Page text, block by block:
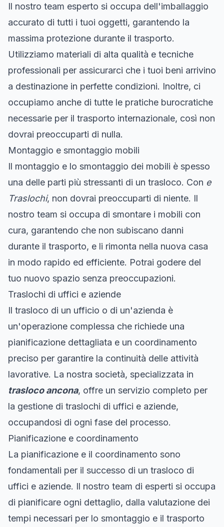
Il nostro team esperto si occupa dell'imballaggio
accurato di tutti i tuoi oggetti, garantendo la
massima protezione durante il trasporto.
Utilizziamo materiali di alta qualità e tecniche
professionali per assicurarci che i tuoi beni arrivino
a destinazione in perfette condizioni. Inoltre, ci
occupiamo anche di tutte le pratiche burocratiche
necessarie per il trasporto internazionale, così non
dovrai preoccuparti di nulla.
Montaggio e smontaggio mobili
Il montaggio e lo smontaggio dei mobili è spesso
una delle parti più stressanti di un trasloco. Con e
Traslochi, non dovrai preoccuparti di niente. Il
nostro team si occupa di smontare i mobili con
cura, garantendo che non subiscano danni
durante il trasporto, e li rimonta nella nuova casa
in modo rapido ed efficiente. Potrai godere del
tuo nuovo spazio senza preoccupazioni.
Traslochi di uffici e aziende
Il trasloco di un ufficio o di un'azienda è
un'operazione complessa che richiede una
pianificazione dettagliata e un coordinamento
preciso per garantire la continuità delle attività
lavorative. La nostra società, specializzata in
trasloco ancona, offre un servizio completo per
la gestione di traslochi di uffici e aziende,
occupandosi di ogni fase del processo.
Pianificazione e coordinamento
La pianificazione e il coordinamento sono
fondamentali per il successo di un trasloco di
uffici e aziende. Il nostro team di esperti si occupa
di pianificare ogni dettaglio, dalla valutazione dei
tempi necessari per lo smontaggio e il trasporto